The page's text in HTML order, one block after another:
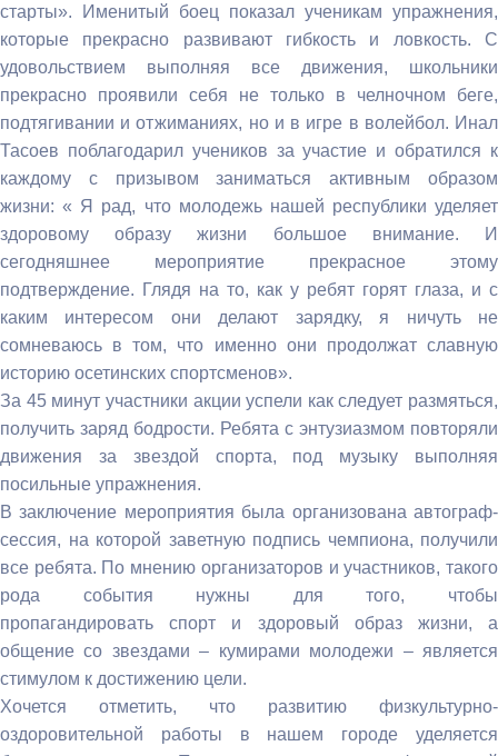
старты». Именитый боец показал ученикам упражнения,
которые прекрасно развивают гибкость и ловкость. С
удовольствием выполняя все движения, школьники
прекрасно проявили себя не только в челночном беге,
подтягивании и отжиманиях, но и в игре в волейбол. Инал
Тасоев поблагодарил учеников за участие и обратился к
каждому с призывом заниматься активным образом
жизни: « Я рад, что молодежь нашей республики уделяет
здоровому образу жизни большое внимание. И
сегодняшнее мероприятие прекрасное этому
подтверждение. Глядя на то, как у ребят горят глаза, и с
каким интересом они делают зарядку, я ничуть не
сомневаюсь в том, что именно они продолжат славную
историю осетинских спортсменов».
За 45 минут участники акции успели как следует размяться,
получить заряд бодрости. Ребята с энтузиазмом повторяли
движения за звездой спорта, под музыку выполняя
посильные упражнения.
В заключение мероприятия была организована автограф-
сессия, на которой заветную подпись чемпиона, получили
все ребята. По мнению организаторов и участников, такого
рода события нужны для того, чтобы
пропагандировать спорт и здоровый образ жизни, а
общение со звездами – кумирами молодежи – является
стимулом к достижению цели.
Хочется отметить, что развитию физкультурно-
оздоровительной работы в нашем городе уделяется